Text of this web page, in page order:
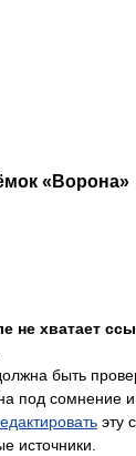
«Ворона»
не хватает
быть
под сомнение
эту
источники.